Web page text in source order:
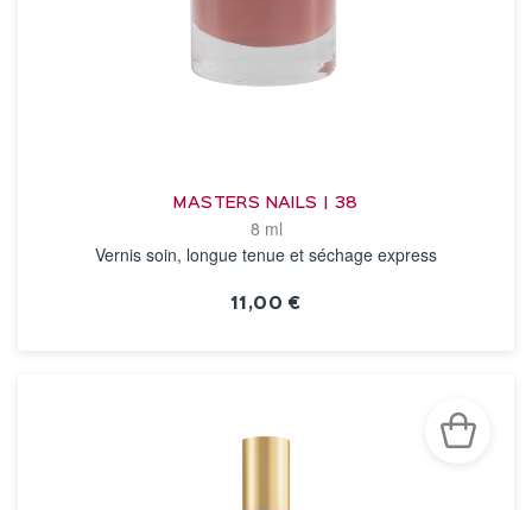
MASTERS NAILS | 38
8 ml
Vernis soin, longue tenue et séchage express
11,00 €